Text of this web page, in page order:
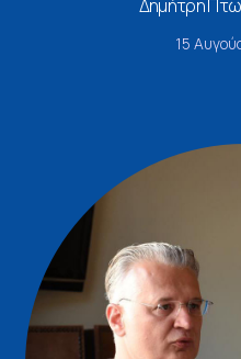
Δημήτρη
15